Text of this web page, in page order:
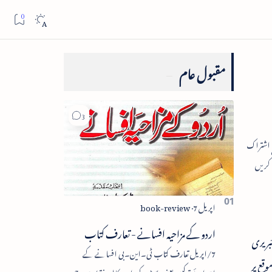
پر
مقبول عام
اردو کے مزاحیہ افسانے - تعارف کتاب
7/اپریل تعارف کتاب ٹی۔این۔بی افسانے کے